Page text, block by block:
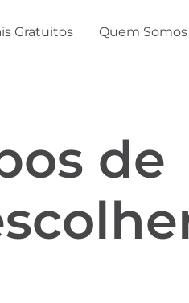
Gratuitos Quem Somos
de